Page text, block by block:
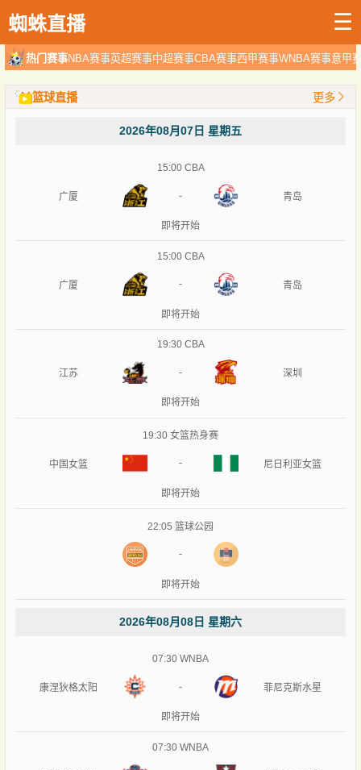
蜘蛛直播 ☰
热门赛事NBA赛事英超赛事中超赛事CBA赛事西甲赛事WNBA赛事意甲
篮球直播 更多
2026年08月07日 星期五
15:00 CBA
广厦 - 青岛
即将开始
15:00 CBA
广厦 - 青岛
即将开始
19:30 CBA
江苏 - 深圳
即将开始
19:30 女篮热身赛
中国女篮 - 尼日利亚女篮
即将开始
22:05 篮球公园
-
即将开始
2026年08月08日 星期六
07:30 WNBA
康涅狄格太阳 - 菲尼克斯水星
即将开始
07:30 WNBA